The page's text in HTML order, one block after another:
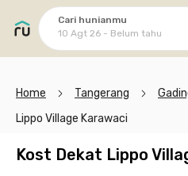
Cari hunianmu
10 Agt 26 - Belum tahu
Home Tangerang
Lippo Village Karawaci
Kost Dekat Lippo